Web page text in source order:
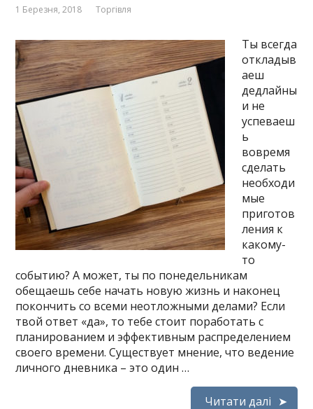
1 Березня, 2018 Торгівля
Ты всегда
откладыв
аеш
дедлайны
и не
успеваеш
ь
вовремя
сделать
необходи
мые
приготов
ления к
какому-
то
событию? А может, ты по понедельникам
обещаешь себе начать новую жизнь и наконец
покончить со всеми неотложными делами? Если
твой ответ «да», то тебе стоит поработать с
планированием и эффективным распределением
своего времени. Существует мнение, что ведение
личного дневника – это один …
Читати далі